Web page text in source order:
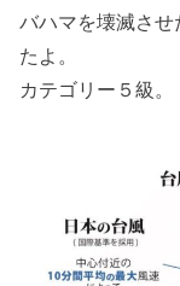
バハマを壊滅さ
たよ。
カテゴリー５級。